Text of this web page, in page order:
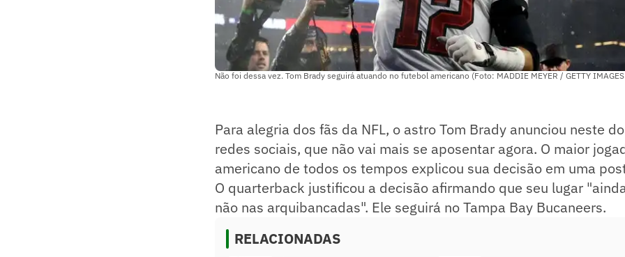
Não foi dessa vez. Tom Brady seguirá atuando no futebol americano (Foto: MADDIE MEYER / GETTY
Para alegria dos fãs da NFL, o astro Tom Brady anunciou neste
redes sociais, que não vai mais se aposentar agora. O maior
americano de todos os tempos explicou sua decisão em uma
O quarterback justificou a decisão afirmando que seu lugar
não nas arquibancadas". Ele seguirá no Tampa Bay Bucaneers.
RELACIONADAS